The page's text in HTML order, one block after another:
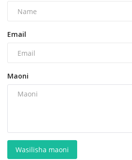
Email
Maoni
Wasilisha maoni